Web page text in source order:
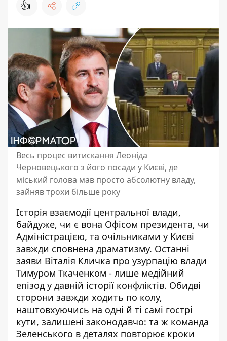
👍
Весь процес витискання Леоніда
Черновецького з його посади у Києві, де
міський голова мав просто абсолютну владу,
зайняв трохи більше року
Історія взаємодії центральної влади,
байдуже, чи є вона Офісом президента, чи
Адміністрацією, та очільниками у Києві
завжди сповнена драматизму. Останні
заяви Віталія Кличка про узурпацію влади
Тимуром Ткаченком - лише медійний
епізод у давній історії конфліктів. Обидві
сторони завжди ходить по колу,
наштовхуючись на одні й ті самі гострі
кути, залишені законодавчо: та ж команда
Зеленського в деталях повторює кроки